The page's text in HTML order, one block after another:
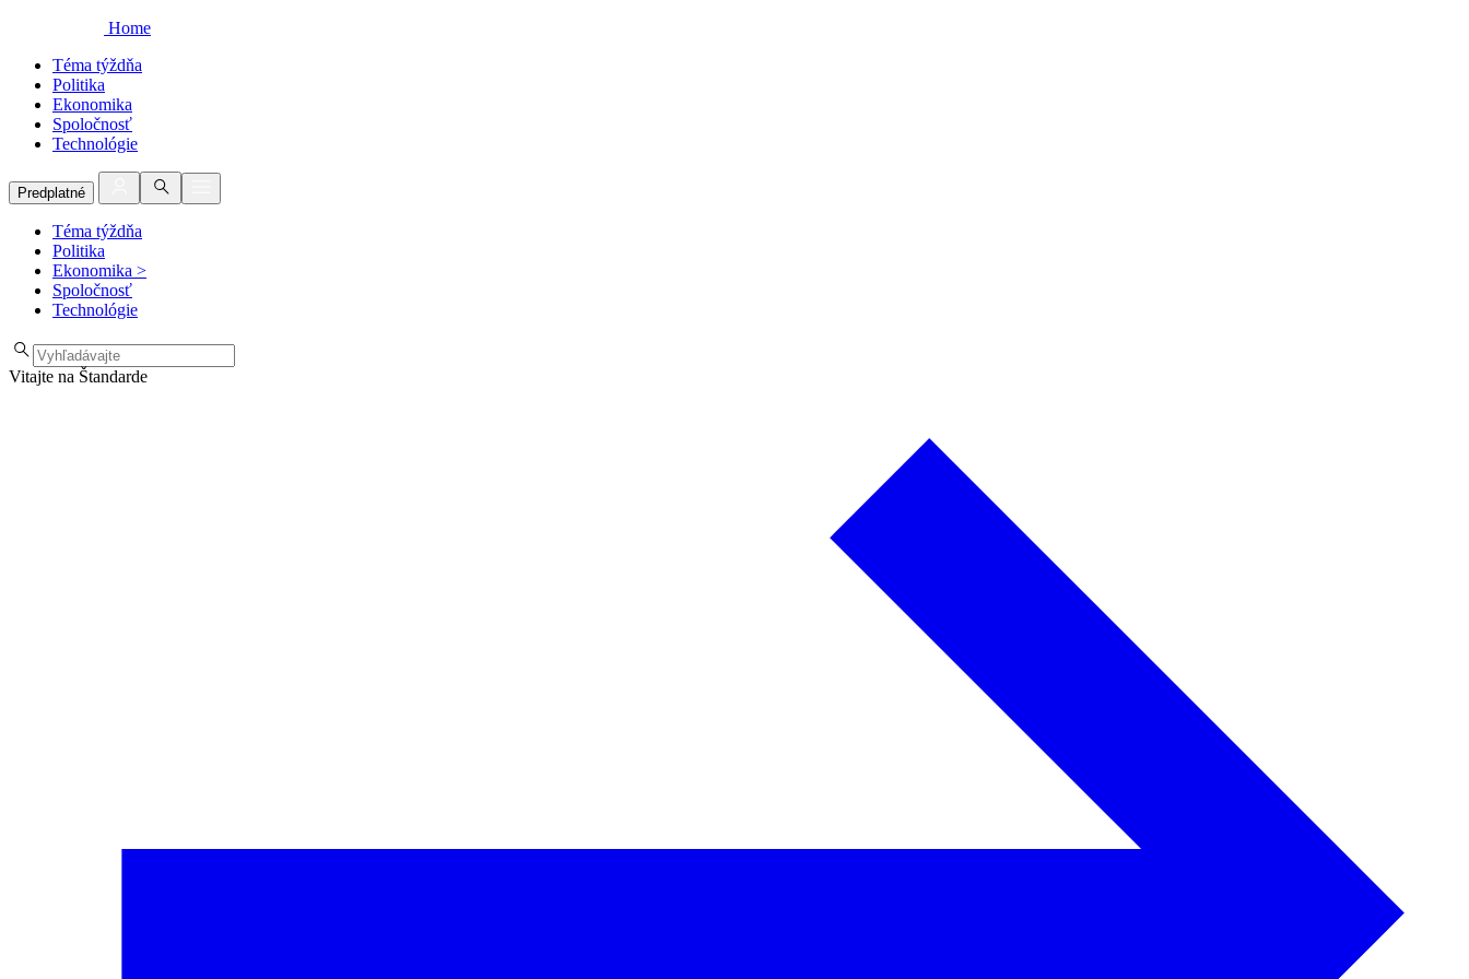
Home
Téma týždňa
Politika
Ekonomika
Spoločnosť
Technológie
Predplatné
Téma týždňa
Politika
Ekonomika >
Spoločnosť
Technológie
Vitajte na Štandarde